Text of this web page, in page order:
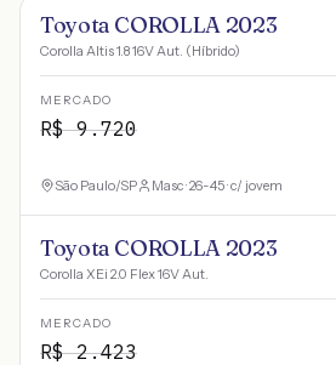
Toyota COROLLA 2023
Corolla Altis 1.8 16V Aut. (Híbrido)
MERCADO
R$9.720
São Paulo/SP Masc · 26-45 · c/ jovem
Toyota COROLLA 2023
Corolla XEi 2.0 Flex 16V Aut.
MERCADO
R$2.423